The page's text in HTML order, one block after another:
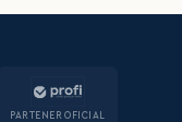
PARTENER OFICIAL